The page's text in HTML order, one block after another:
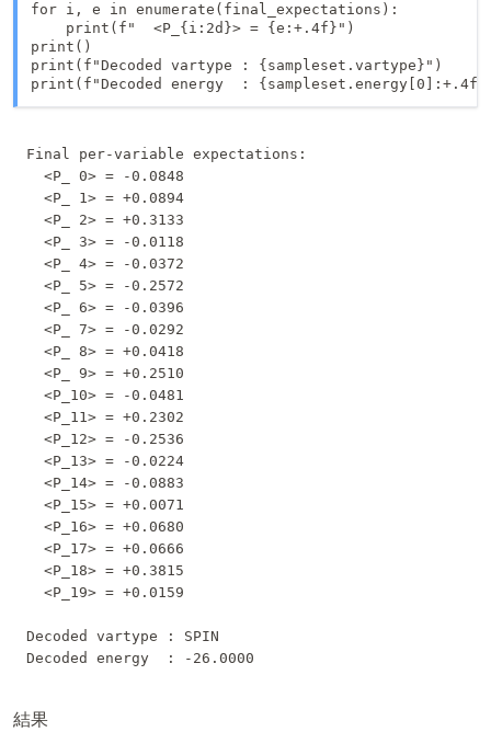
for i, e in enumerate(final_expectations):
    print(f"  <P_{i:2d}> = {e:+.4f}")
print()
print(f"Decoded vartype : {sampleset.vartype}")
print(f"Decoded energy  :
Final per-variable expectations:
  <P_ 0> = -0.0848
  <P_ 1> = +0.0894
  <P_ 2> = +0.3133
  <P_ 3> = -0.0118
  <P_ 4> = -0.0372
  <P_ 5> = -0.2572
  <P_ 6> = -0.0396
  <P_ 7> = -0.0292
  <P_ 8> = +0.0418
  <P_ 9> = +0.2510
  <P_10> = -0.0481
  <P_11> = +0.2302
  <P_12> = -0.2536
  <P_13> = -0.0224
  <P_14> = -0.0883
  <P_15> = +0.0071
  <P_16> = +0.0680
  <P_17> = +0.0666
  <P_18> = +0.3815
  <P_19> = +0.0159
Decoded vartype : SPIN
結果